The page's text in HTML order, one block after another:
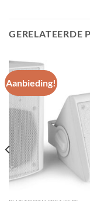
GERELATEERDE
Aanbieding!